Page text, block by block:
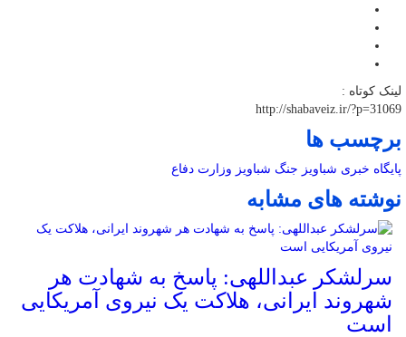
لینک کوتاه :
http://shabaveiz.ir/?p=31069
برچسب ها
پایگاه خبری شباویز جنگ شباویز وزارت دفاع
نوشته های مشابه
سرلشکر عبداللهی: پاسخ به شهادت هر
شهروند ایرانی، هلاکت یک نیروی آمریکایی
است